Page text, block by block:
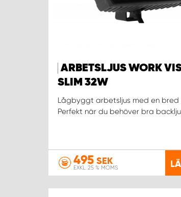
ARBETSLJUS WORK
SLIM 32W
Lågbyggt arbetsljus med en bred
Perfekt när du behöver bra
495 SEK
EXKL. 25 % MOMS